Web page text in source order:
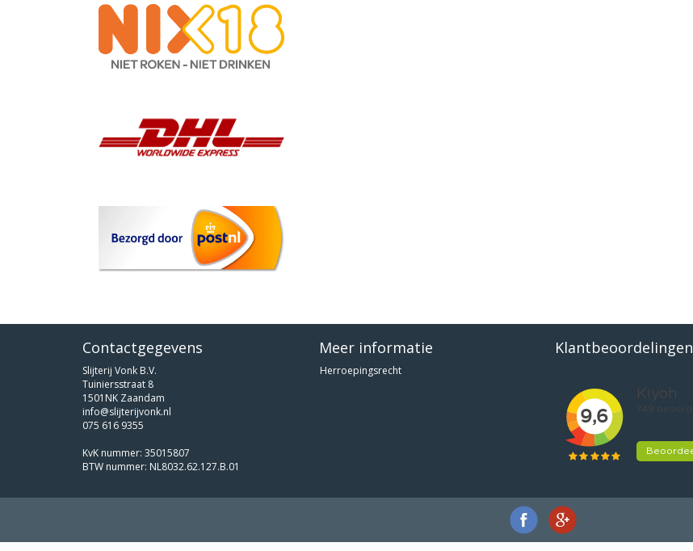
Contactgegevens
Slijterij Vonk B.V.
Tuiniersstraat 8
1501NK Zaandam
info@slijterijvonk.nl
075 616 9355
KvK nummer: 35015807
BTW nummer: NL8032.62.127.B.01
Meer informatie
Herroepingsrecht
Klantbeoordelingen